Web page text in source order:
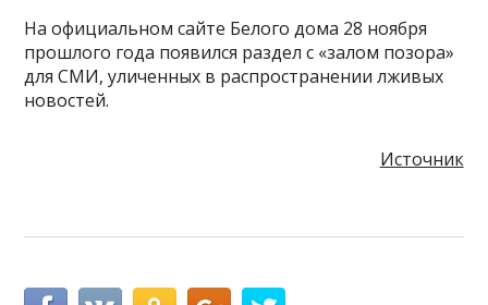
На официальном сайте Белого дома 28 ноября
прошлого года появился раздел с «залом позора»
для СМИ, уличенных в распространении лживых
новостей.
Источник